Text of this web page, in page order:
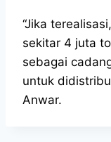
“Jika
sekitar 4 juta
sebagai
untuk
Anwar.